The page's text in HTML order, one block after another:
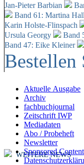
Jan-Pieter Barbian
Band 61: Martina
Karin Holste-Flinspach
Ursula Georgy
Band
Band 47: Eike Kleiner
Bestellen
Aktuelle Ausgabe
Archiv
fachbuchjournal
Zeitschrift IWP
Mediadaten
Abo / Probeheft
Newsletter
Sponsored Content
WEITERE NEWS